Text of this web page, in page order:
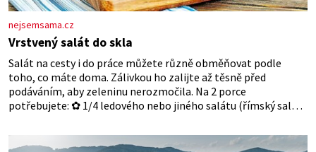
nejsemsama.cz
Vrstvený salát do skla
Salát na cesty i do práce můžete různě obměňovat podle
toho, co máte doma. Zálivkou ho zalijte až těsně před
podáváním, aby zeleninu nerozmočila. Na 2 porce
potřebujete: ✿ 1/4 ledového nebo jiného salátu (římský salát,
rajčata Zálivka: ✿ 4 lžíce olivového oleje ✿ 1 lžíci citronové
šťávy ✿ ½ stroužku